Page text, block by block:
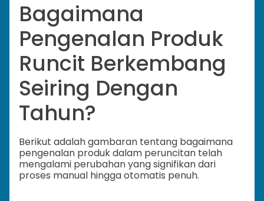
Bagaimana
Pengenalan Produk
Runcit Berkembang
Seiring Dengan
Tahun?
Berikut adalah gambaran tentang bagaimana
pengenalan produk dalam peruncitan telah
mengalami perubahan yang signifikan dari
proses manual hingga otomatis penuh.